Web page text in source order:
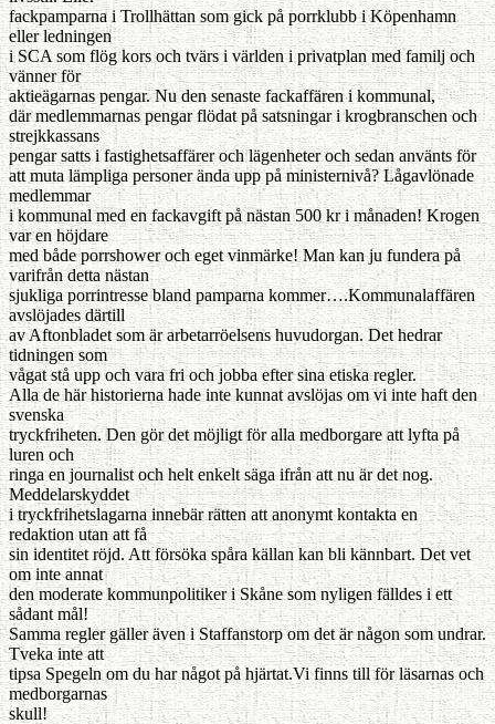
fackpamparna i Trollhättan som gick på porrklubb i Köpenhamn
eller ledningen
i SCA som flög kors och tvärs i världen i privatplan med familj och
vänner för
aktieägarnas pengar. Nu den senaste fackaffären i kommunal,
där medlemmarnas pengar flödat på satsningar i krogbranschen och
strejkkassans
pengar satts i fastighetsaffärer och lägenheter och sedan använts för
att muta lämpliga personer ända upp på ministernivå? Lågavlönade
medlemmar
i kommunal med en fackavgift på nästan 500 kr i månaden! Krogen
var en höjdare
med både porrshower och eget vinmärke! Man kan ju fundera på
varifrån detta nästan
sjukliga porrintresse bland pamparna kommer….Kommunalaffären
avslöjades därtill
av Aftonbladet som är arbetarröelsens huvudorgan. Det hedrar
tidningen som
vågat stå upp och vara fri och jobba efter sina etiska regler.
Alla de här historierna hade inte kunnat avslöjas om vi inte haft den
svenska
tryckfriheten. Den gör det möjligt för alla medborgare att lyfta på
luren och
ringa en journalist och helt enkelt säga ifrån att nu är det nog.
Meddelarskyddet
i tryckfrihetslagarna innebär rätten att anonymt kontakta en
redaktion utan att få
sin identitet röjd. Att försöka spåra källan kan bli kännbart. Det vet
om inte annat
den moderate kommunpolitiker i Skåne som nyligen fälldes i ett
sådant mål!
Samma regler gäller även i Staffanstorp om det är någon som undrar.
Tveka inte att
tipsa Spegeln om du har något på hjärtat.Vi finns till för läsarnas och
medborgarnas
skull!